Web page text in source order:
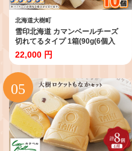
北海道大樹町
雪印北海道 カマンベールチーズ
切れてるタイプ 1箱(90g(6個入
り)×10個)_ カマンベールチーズ
チーズ カマンベール 乳製品 おつ
まみ おやつ 切れてる 個包装 便利
手軽 ギフト プレゼント 自宅用 雪
印 北海道 送料無料 【1476010】
22,000 円